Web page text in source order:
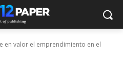
en valor el emprendimiento en el